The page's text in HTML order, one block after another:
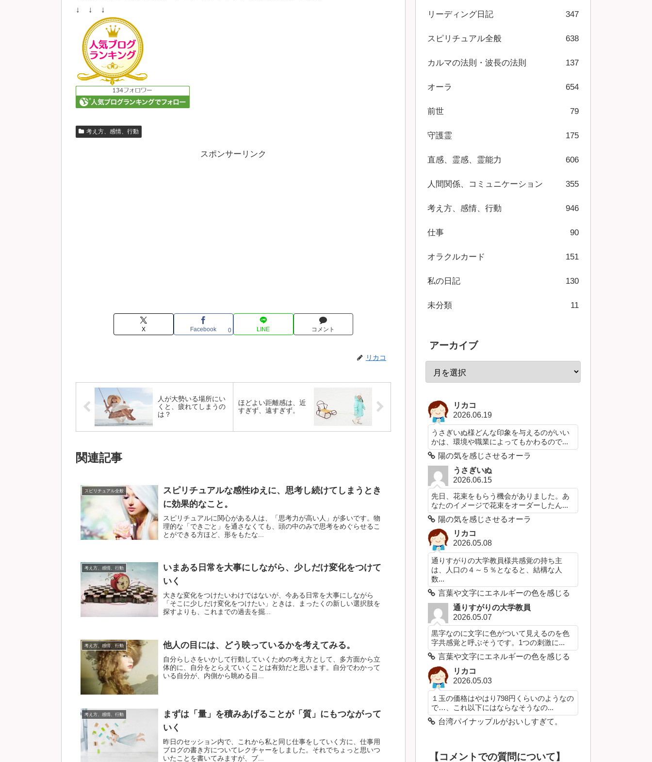
↓ ↓ ↓
考え方、感情、行動
スポンサーリンク
X Facebook 0 LINE コメント
リカコ
人が大勢いる場所にい
くと、疲れてしまうの
は？
ほどよい距離感は、近
すぎず、遠すぎず。
関連記事
スピリチュアル全般
スピリチュアルな感性ゆえに、思考し続けてしまうとき
に効果的なこと。
スピリチュアルに関心がある人は、「思考力が高い人」が多いです。物
理的な「できごと」を通さなくても、頭の中のみで思考をめぐらせるこ
とができる方ほど、形をもたな...
考え方、感情、行動
いまある日常を大事にしながら、少しだけ変化をつけて
いく
大きな変化をつけたいわけではないが、今ある日常を大事にしながら
「そこに少しだけ変化をつけたい」ときは、まったくの新しい選択肢を
探すよりも、これまでの過去を掘...
考え方、感情、行動 他人の目には、どう映っているかを考えてみる。
自分らしさをいかして行動していくための考え方として、多方面から立
体的に、自分をとらえていくことは有効だと思います。自分でわかって
いる自分が、内側から眺める目...
考え方、感情、行動
まずは「量」を積みあげることが「質」にもつながって
いく
昨日のセッション内で、これから私と同じ仕事をしていく方に、仕事用
ブログの書き方についてレクチャーをしました。それでちょっと思いつ
いたことを書いてみますが、ブ...
リーディング日記 347
スピリチュアル全般 638
カルマの法則・波長の法則 137
オーラ 654
前世 79
守護霊 175
直感、霊感、霊能力 606
人間関係、コミュニケーション 355
考え方、感情、行動 946
仕事 90
オラクルカード 151
私の日記 130
未分類 11
アーカイブ
リカコ
2026.06.19
うさぎいぬ様どんな印象を与えるのがいい
かは、環境や職業によってもかわるので...
陽の気を感じさせるオーラ
うさぎいぬ
2026.06.15
先日、花束をもらう機会がありました。あ
なたのイメージで花束をオーダーしたん...
陽の気を感じさせるオーラ
リカコ
2026.05.08
通りすがりの大学教員様共感覚の持ち主
は、人口の４～５％となると、結構な人
数...
言葉や文字にエネルギーの色を感じる
通りすがりの大学教員
2026.05.07
黒字なのに文字に色がついて見えるのを色
字共感覚と呼ぶそうです。1つの刺激に...
言葉や文字にエネルギーの色を感じる
リカコ
2026.05.03
１玉の価格はやはり798円くらいのようなの
で…、これ以下にはならなそうなの...
台湾パイナップルがおいしすぎて。
【コメントでの質問について】